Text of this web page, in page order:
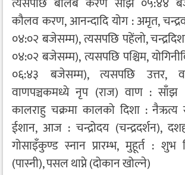
कौलव करण, आनन्दादि योग : अमृत,
०४:०२ बजेसम्म), त्यसपछि पहेंलो,
०४:०२ बजेसम्म), त्यसपछि पश्चिम,
०६:४३ बजेसम्म), त्यसपछि उत्तर,
वाणपञ्चकमध्ये नृप (राज) वाण :
कालराहु चक्रमा कालको दिशा : नैऋत्य
ईशान, आज : चन्द्रोदय (चन्द्रदर्शन),
गोसाइँकुण्ड स्नान प्रारम्भ, मुहूर्त : शुभ
(पास्नी), पसल थाप्ने (दोकान खोल्ने)